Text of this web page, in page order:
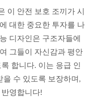
이 안전 보호 조끼가 시
대한 중요한 투자를 나
디자인은 구조자들에
그들이 자신감과 평안
합니다. 이는 응급 인
을 수 있도록 보장하며,
영합니다!